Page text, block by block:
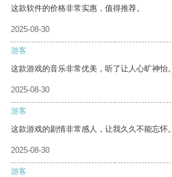
这款软件的价格非常实惠，值得推荐。
2025-08-30
游客
这款游戏的音乐非常优美，听了让人心旷神怡。
2025-08-30
游客
这款游戏的剧情非常感人，让我久久不能忘怀。
2025-08-30
游客